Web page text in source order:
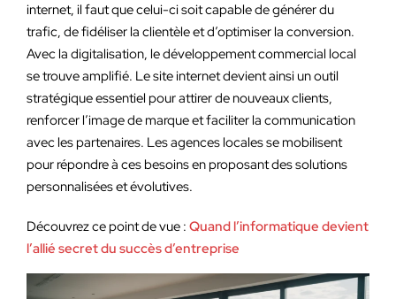
internet, il faut que celui-ci soit capable de générer du
trafic, de fidéliser la clientèle et d’optimiser la conversion.
Avec la digitalisation, le développement commercial local
se trouve amplifié. Le site internet devient ainsi un outil
stratégique essentiel pour attirer de nouveaux clients,
renforcer l’image de marque et faciliter la communication
avec les partenaires. Les agences locales se mobilisent
pour répondre à ces besoins en proposant des solutions
personnalisées et évolutives.
Découvrez ce point de vue : Quand l’informatique devient
l’allié secret du succès d’entreprise